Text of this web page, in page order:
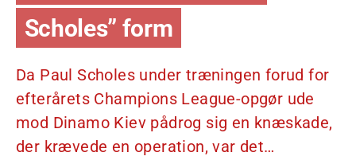
Scholes” form
Da Paul Scholes under træningen forud for
efterårets Champions League-opgør ude
mod Dinamo Kiev pådrog sig en knæskade,
der krævede en operation, var det…